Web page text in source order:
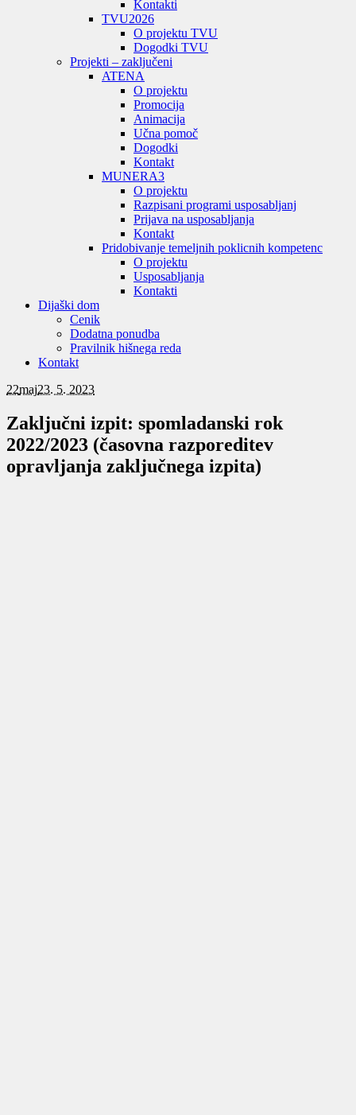
Kontakti
TVU2026
O projektu TVU
Dogodki TVU
Projekti – zaključeni
ATENA
O projektu
Promocija
Animacija
Učna pomoč
Dogodki
Kontakt
MUNERA3
O projektu
Razpisani programi usposabljanj
Prijava na usposabljanja
Kontakt
Pridobivanje temeljnih poklicnih kompetenc
O projektu
Usposabljanja
Kontakti
Dijaški dom
Cenik
Dodatna ponudba
Pravilnik hišnega reda
Kontakt
22maj23. 5. 2023
Zaključni izpit: spomladanski rok
2022/2023 (časovna razporeditev
opravljanja zaključnega izpita)